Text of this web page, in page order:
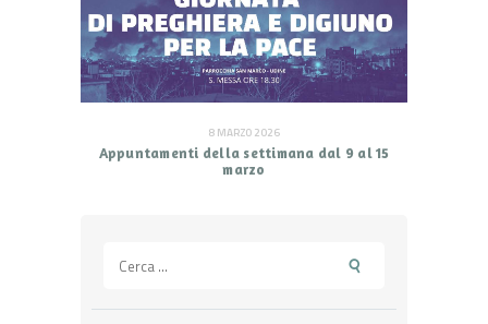
8 MARZO 2026
Appuntamenti della settimana dal 9 al 15
marzo
per: